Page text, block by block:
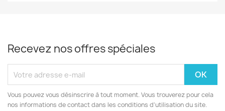
Recevez nos offres spéciales
Vous pouvez vous désinscrire à tout moment. Vous trouverez pour cela
nos informations de contact dans les conditions d'utilisation du site.